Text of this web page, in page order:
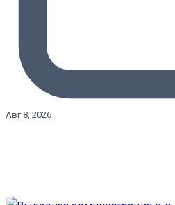
Авг 8, 2026